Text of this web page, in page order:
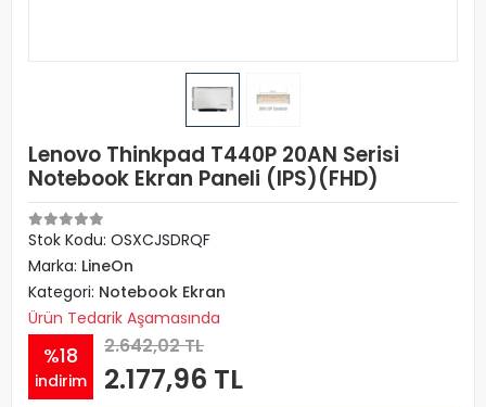
Lenovo Thinkpad T440P 20AN Serisi
Notebook Ekran Paneli (IPS)(FHD)
Stok Kodu: OSXCJSDRQF
Marka: LineOn
Kategori: Notebook Ekran
Ürün Tedarik Aşamasında
%18
indirim
2.642,02 TL
2.177,96 TL